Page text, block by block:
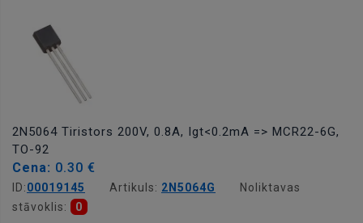
2N5064 Tiristors 200V, 0.8A, Igt<0.2mA => MCR22-6G,
TO-92
Cena: 0.30 €
ID:00019145 Artikuls: 2N5064G
Noliktavas
stāvoklis:
0